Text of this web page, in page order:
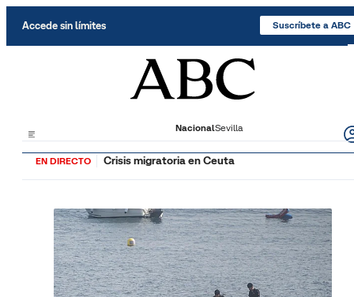
Accede sin límites Suscríbete a ABC
NacionalSevilla
EN DIRECTO Crisis migratoria en Ceuta